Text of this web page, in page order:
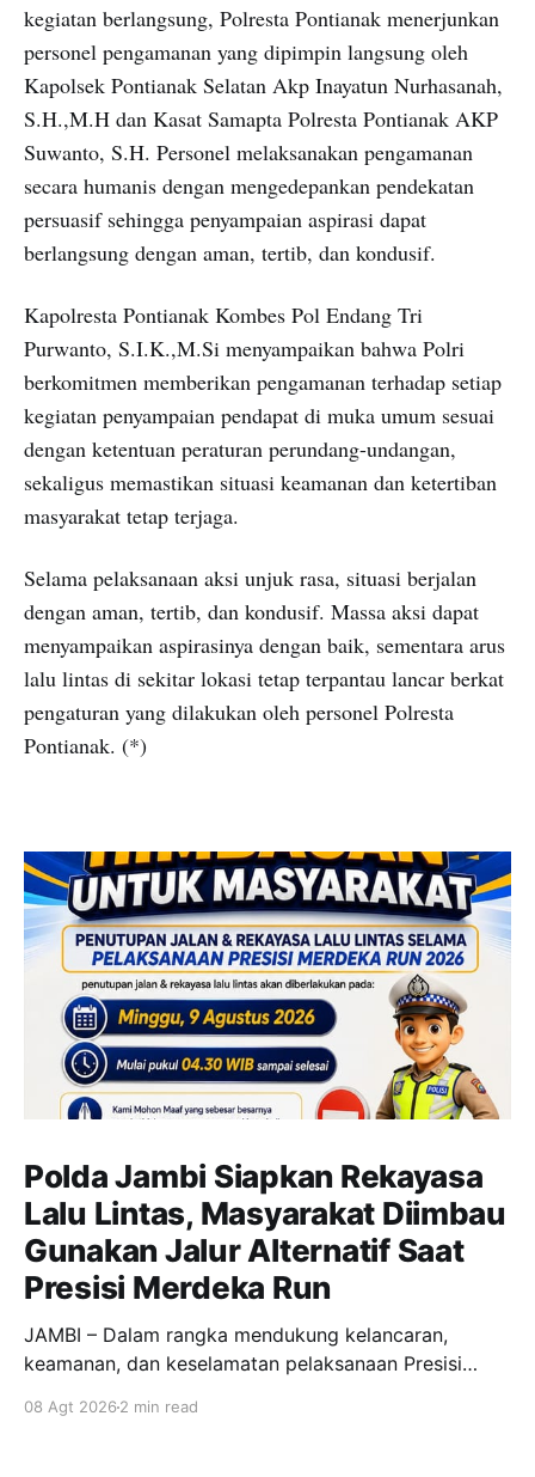
kegiatan berlangsung, Polresta Pontianak menerjunkan
personel pengamanan yang dipimpin langsung oleh
Kapolsek Pontianak Selatan Akp Inayatun Nurhasanah,
S.H.,M.H dan Kasat Samapta Polresta Pontianak AKP
Suwanto, S.H. Personel melaksanakan pengamanan
secara humanis dengan mengedepankan pendekatan
persuasif sehingga penyampaian aspirasi dapat
berlangsung dengan aman, tertib, dan kondusif.
Kapolresta Pontianak Kombes Pol Endang Tri
Purwanto, S.I.K.,M.Si menyampaikan bahwa Polri
berkomitmen memberikan pengamanan terhadap setiap
kegiatan penyampaian pendapat di muka umum sesuai
dengan ketentuan peraturan perundang-undangan,
sekaligus memastikan situasi keamanan dan ketertiban
masyarakat tetap terjaga.
Selama pelaksanaan aksi unjuk rasa, situasi berjalan
dengan aman, tertib, dan kondusif. Massa aksi dapat
menyampaikan aspirasinya dengan baik, sementara arus
lalu lintas di sekitar lokasi tetap terpantau lancar berkat
pengaturan yang dilakukan oleh personel Polresta
Pontianak. (*)
Polda Jambi Siapkan Rekayasa
Lalu Lintas, Masyarakat Diimbau
Gunakan Jalur Alternatif Saat
Presisi Merdeka Run
JAMBI – Dalam rangka mendukung kelancaran,
keamanan, dan keselamatan pelaksanaan Presisi
terkait menyiapkan rekayasa lalu lintas berupa
08 Agt 2026 2 min read